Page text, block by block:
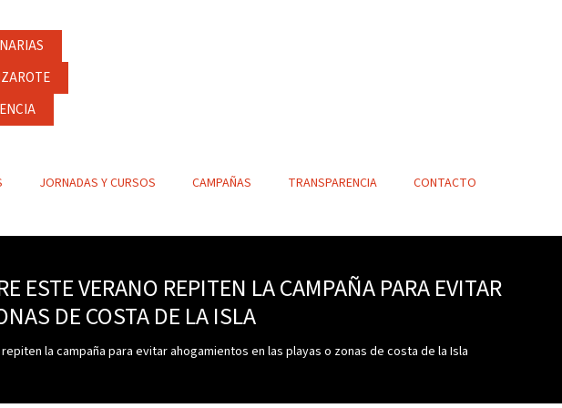
JORNADAS Y CURSOS CAMPAÑAS TRANSPARENCIA CONTACTO
ESTE VERANO REPITEN LA CAMPAÑA PARA EVITAR
DE COSTA DE LA ISLA
la campaña para evitar ahogamientos en las playas o zonas de costa de la Isla